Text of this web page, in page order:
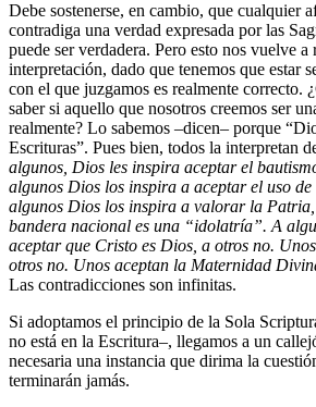
Debe sostenerse, en cambio, que cualquier
contradiga una verdad expresada por las
puede ser verdadera. Pero esto nos vuelve
interpretación, dado que tenemos que estar
con el que juzgamos es realmente correcto.
saber si aquello que nosotros creemos ser
realmente? Lo sabemos –dicen– porque
Escrituras”. Pues bien, todos la interpretan
algunos, Dios les inspira aceptar el
algunos Dios los inspira a aceptar el uso
algunos Dios los inspira a valorar la
bandera nacional es una “idolatría”. A
aceptar que Cristo es Dios, a otros no.
otros no. Unos aceptan la Maternidad
Las contradicciones son infinitas.
Si adoptamos el principio de la Sola
no está en la Escritura–, llegamos a un
necesaria una instancia que dirima la
terminarán jamás.